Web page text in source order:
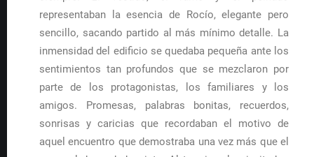
representaban la esencia de Rocío, elegante pero
sencillo, sacando partido al más mínimo detalle. La
inmensidad del edificio se quedaba pequeña ante los
sentimientos tan profundos que se mezclaron por
parte de los protagonistas, los familiares y los
amigos. Promesas, palabras bonitas, recuerdos,
sonrisas y caricias que recordaban el motivo de
aquel encuentro que demostraba una vez más que el